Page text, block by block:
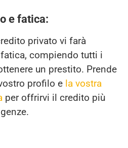
e fatica:
privato vi farà
compiendo tutti i
un prestito. Prende
profilo e la vostra
per offrirvi il credito più